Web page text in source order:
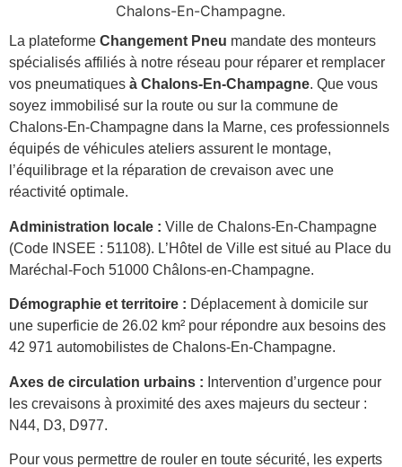
Chalons-En-Champagne.
La plateforme Changement Pneu mandate des monteurs
spécialisés affiliés à notre réseau pour réparer et remplacer
vos pneumatiques à Chalons-En-Champagne. Que vous
soyez immobilisé sur la route ou sur la commune de
Chalons-En-Champagne dans la Marne, ces professionnels
équipés de véhicules ateliers assurent le montage,
l’équilibrage et la réparation de crevaison avec une
réactivité optimale.
Administration locale : Ville de Chalons-En-Champagne
(Code INSEE : 51108). L’Hôtel de Ville est situé au Place du
Maréchal-Foch 51000 Châlons-en-Champagne.
Démographie et territoire : Déplacement à domicile sur
une superficie de 26.02 km² pour répondre aux besoins des
42 971 automobilistes de Chalons-En-Champagne.
Axes de circulation urbains : Intervention d’urgence pour
les crevaisons à proximité des axes majeurs du secteur :
N44, D3, D977.
Pour vous permettre de rouler en toute sécurité, les experts